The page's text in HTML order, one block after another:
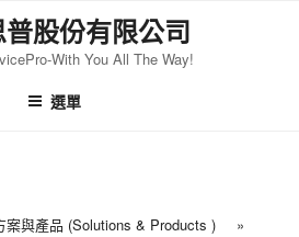
普股份有限公司
With You All The Way!
選單
案與產品 (Solutions & Products )
»